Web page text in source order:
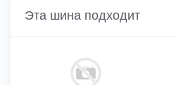
Эта шина подходит